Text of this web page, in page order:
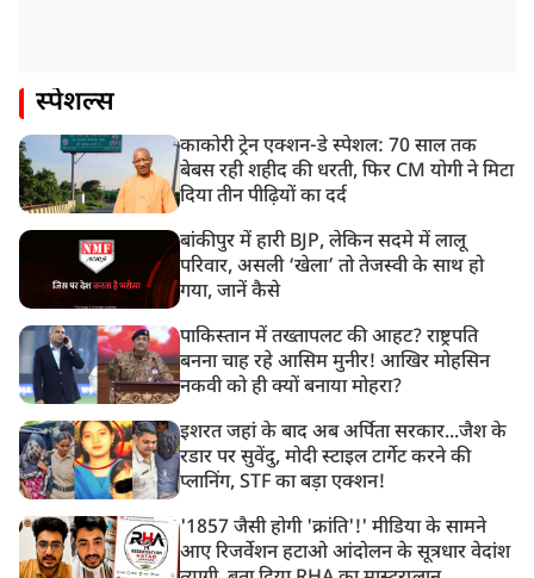
स्पेशल्स
काकोरी ट्रेन एक्शन-डे स्पेशल: 70 साल तक
बेबस रही शहीद की धरती, फिर CM योगी ने मिटा
दिया तीन पीढ़ियों का दर्द
बांकीपुर में हारी BJP, लेकिन सदमे में लालू
परिवार, असली ‘खेला’ तो तेजस्वी के साथ हो
गया, जानें कैसे
पाकिस्तान में तख्तापलट की आहट? राष्ट्रपति
बनना चाह रहे आसिम मुनीर! आखिर मोहसिन
नकवी को ही क्यों बनाया मोहरा?
इशरत जहां के बाद अब अर्पिता सरकार...जैश के
रडार पर सुवेंदु, मोदी स्टाइल टार्गेट करने की
प्लानिंग, STF का बड़ा एक्शन!
'1857 जैसी होगी 'क्रांति'!' मीडिया के सामने
आए रिजर्वेशन हटाओ आंदोलन के सूत्रधार वेदांश